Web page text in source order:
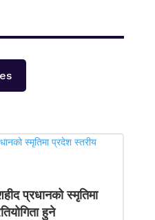
प्रधानको स्मृतिमा
हुने